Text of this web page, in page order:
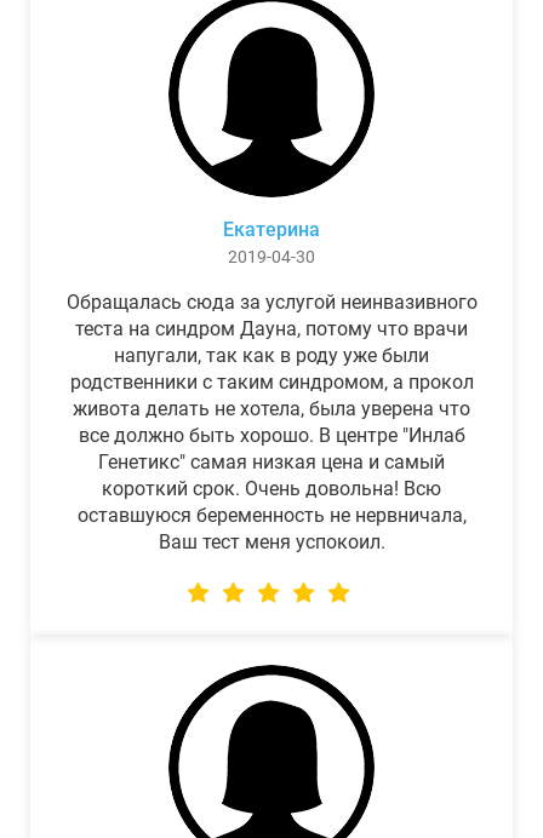
Екатерина
2019-04-30
Обращалась сюда за услугой неинвазивного
теста на синдром Дауна, потому что врачи
напугали, так как в роду уже были
родственники с таким синдромом, а прокол
живота делать не хотела, была уверена что
все должно быть хорошо. В центре "Инлаб
Генетикс" самая низкая цена и самый
короткий срок. Очень довольна! Всю
оставшуюся беременность не нервничала,
Ваш тест меня успокоил.